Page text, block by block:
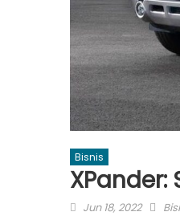
Bisnis
Posted
Jun 18, 2022